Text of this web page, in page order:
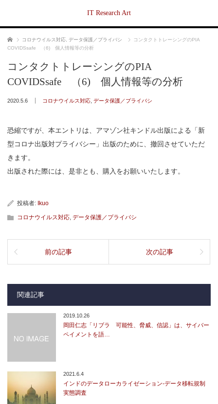
IT Research Art
ホーム コロナウイルス対応 データ保護／プライバシ
コンタクトトレーシングのPIA
COVIDSsafe （6) 個人情報等の分析
コンタクトトレーシングのPIA
COVIDSsafe （6) 個人情報等の分析
2020.5.6 コロナウイルス対応 データ保護／プライバシ
恐縮ですが、本エントリは、アマゾン社キンドル出版による「新
型コロナ出版対プライバシー」出版のために、撤回させていただ
きます。
出版された際には、是非とも、購入をお願いいたします。
投稿者: Ikuo
コロナウイルス対応, データ保護／プライバシ
前の記事 次の記事
関連記事
2019.10.26
岡田仁志「リブラ 可能性、脅威、信認」は、サイバー
ペイメントを語…
2021.6.4
インドのデータローカライゼーション-データ移転規制
実態調査